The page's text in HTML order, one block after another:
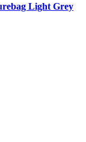
Light Grey